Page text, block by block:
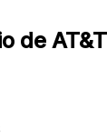
de